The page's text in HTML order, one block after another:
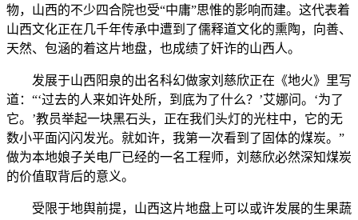
物，山西的不少四合院也受“中庸”思惟的影响而建。这代表着
山西文化正在几千年传承中遭到了儒释道文化的熏陶，向善、
天然、包涵的着这片地盘，也成绩了奸诈的山西人。
发展于山西阳泉的出名科幻做家刘慈欣正在《地火》里写
道：“‘过去的人来如许处所，到底为了什么？’艾娜问。‘为了
它。’教员举起一块黑石头，正在我们头灯的光柱中，它的无
数小平面闪闪发光。就如许，我第一次看到了固体的煤炭。”
做为本地娘子关电厂已经的一名工程师，刘慈欣必然深知煤炭
的价值取背后的意义。
受限于地舆前提，山西这片地盘上可以或许发展的生果蔬